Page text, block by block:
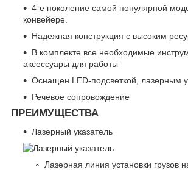
4-е поколение самой популярной
конвейере.
Надежная конструкция с высоким
В комплекте все необходимые
аксессуары для работы
Оснащен LED-подсветкой, лазерным
Речевое сопровождение
ПРЕИМУЩЕСТВА
Лазерный указатель
Лазерная линия установки грузов